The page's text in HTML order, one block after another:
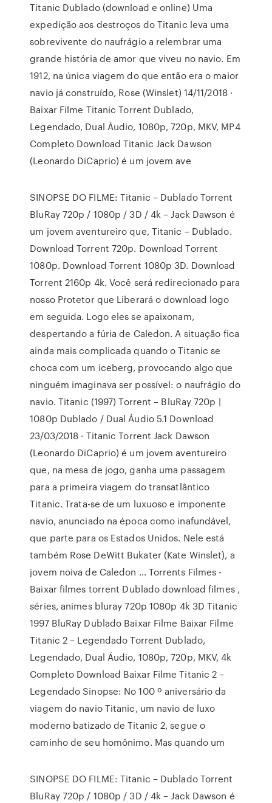
Titanic Dublado (download e online) Uma
expedição aos destroços do Titanic leva uma
sobrevivente do naufrágio a relembrar uma
grande história de amor que viveu no navio. Em
1912, na única viagem do que então era o maior
navio já construído, Rose (Winslet) 14/11/2018 ·
Baixar Filme Titanic Torrent Dublado,
Legendado, Dual Áudio, 1080p, 720p, MKV, MP4
Completo Download Titanic Jack Dawson
(Leonardo DiCaprio) é um jovem ave
SINOPSE DO FILME: Titanic – Dublado Torrent
BluRay 720p / 1080p / 3D / 4k – Jack Dawson é
um jovem aventureiro que, Titanic – Dublado.
Download Torrent 720p. Download Torrent
1080p. Download Torrent 1080p 3D. Download
Torrent 2160p 4k. Você será redirecionado para
nosso Protetor que Liberará o download logo
em seguida. Logo eles se apaixonam,
despertando a fúria de Caledon. A situação fica
ainda mais complicada quando o Titanic se
choca com um iceberg, provocando algo que
ninguém imaginava ser possível: o naufrágio do
navio. Titanic (1997) Torrent – BluRay 720p |
1080p Dublado / Dual Áudio 5.1 Download
23/03/2018 · Titanic Torrent Jack Dawson
(Leonardo DiCaprio) é um jovem aventureiro
que, na mesa de jogo, ganha uma passagem
para a primeira viagem do transatlântico
Titanic. Trata-se de um luxuoso e imponente
navio, anunciado na época como inafundável,
que parte para os Estados Unidos. Nele está
também Rose DeWitt Bukater (Kate Winslet), a
jovem noiva de Caledon … Torrents Filmes -
Baixar filmes torrent Dublado download filmes ,
séries, animes bluray 720p 1080p 4k 3D Titanic
1997 BluRay Dublado Baixar Filme Baixar Filme
Titanic 2 – Legendado Torrent Dublado,
Legendado, Dual Áudio, 1080p, 720p, MKV, 4k
Completo Download Baixar Filme Titanic 2 –
Legendado Sinopse: No 100 º aniversário da
viagem do navio Titanic, um navio de luxo
moderno batizado de Titanic 2, segue o
caminho de seu homônimo. Mas quando um
SINOPSE DO FILME: Titanic – Dublado Torrent
BluRay 720p / 1080p / 3D / 4k – Jack Dawson é